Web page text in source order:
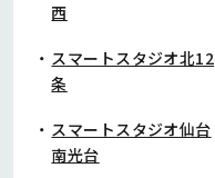
西
スマートスタジオ北12
条
スマートスタジオ仙台
南光台